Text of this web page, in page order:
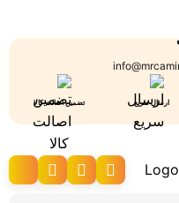
ارسال سریع تضمین اصالت کالا